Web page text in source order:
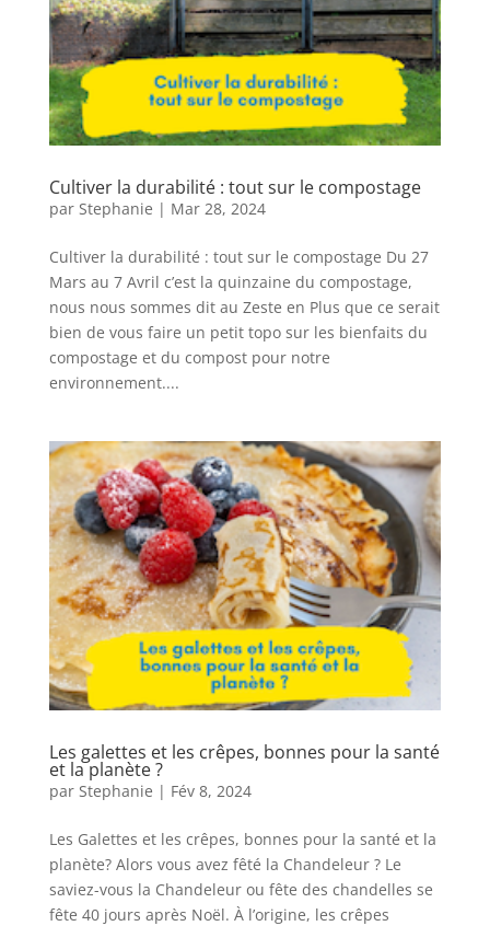
Cultiver la durabilité : tout sur le compostage
par Stephanie | Mar 28, 2024
Cultiver la durabilité : tout sur le compostage Du 27
Mars au 7 Avril c’est la quinzaine du compostage,
nous nous sommes dit au Zeste en Plus que ce serait
bien de vous faire un petit topo sur les bienfaits du
compostage et du compost pour notre
environnement....
Les galettes et les crêpes, bonnes pour la santé
et la planète ?
par Stephanie | Fév 8, 2024
Les Galettes et les crêpes, bonnes pour la santé et la
planète? Alors vous avez fêté la Chandeleur ? Le
saviez-vous la Chandeleur ou fête des chandelles se
fête 40 jours après Noël. À l’origine, les crêpes